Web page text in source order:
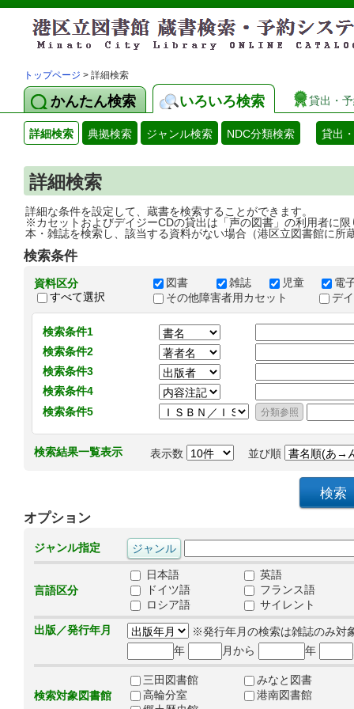
トップページ > 詳細検索
かんたん検索 いろいろ検索 貸出・
詳細検索 典拠検索 ジャンル検索 NDC分類検索 貸出
詳細検索
詳細な条件を設定して、蔵書を検索することができます。
※カセットおよびデイジーCDの貸出は「声の図書」の利用者に限
本・雑誌を検索し、該当する資料がない場合（港区立図書館に所
検索条件
資料区分
すべて選択
図書 雑誌 児童
電
その他障害者用カセット
デ
検索条件1
検索条件2
検索条件3
検索条件4
検索条件5
検索結果一覧表示 表示数 並び順
オプション
ジャンル指定
言語区分
日本語
英語
ドイツ語
フランス語
ロシア語
サイレント
出版／発行年月
※発行年月の検索は雑誌のみ対
年
月から 年
検索対象図書館
三田図書館
みなと図書
高輪分室
港南図書館